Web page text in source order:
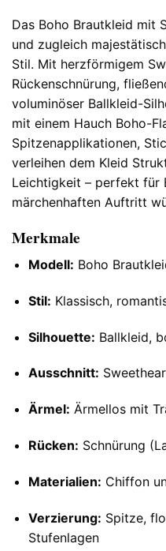
Das Boho Brautkleid mit
und zugleich
Stil. Mit herzförmigem
Rückenschnürung,
voluminöser Ballkleid-
mit einem Hauch Boho-
Spitzenapplikationen,
verleihen dem Kleid
Leichtigkeit – perfekt für
märchenhaften Auftritt
Merkmale
Modell: Boho
Stil: Klassisch,
Silhouette: Ballkleid,
Ausschnitt:
Ärmel: Ärmellos mit
Rücken: Schnürung
Materialien: Chiffon
Verzierung: Spitze,
Stufenlagen